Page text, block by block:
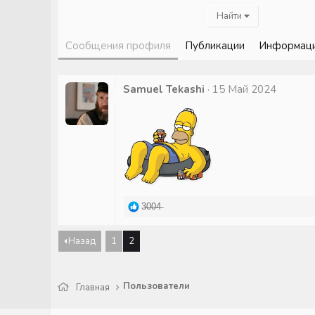
Найти
Сообщения профиля Публикации
Samuel Tekashi 15 Май 2024
Р
и
3̶0̶0̶4̶
Назад 1 2
Главная Пользователи